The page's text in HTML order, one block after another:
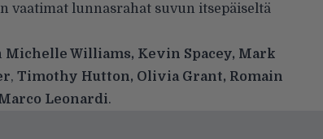
vaatimat lunnasrahat suvun itsepäiseltä
Michelle Williams, Kevin Spacey, Mark
, Timothy Hutton, Olivia Grant, Romain
Leonardi.